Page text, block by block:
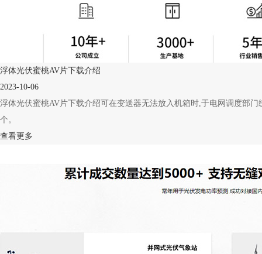
浮体光伏蜜桃AV片下载介绍
2023-10-06
浮体光伏蜜桃AV片下载介绍可在变送器无法放入机箱时,于电网调度部门
个。
查看更多